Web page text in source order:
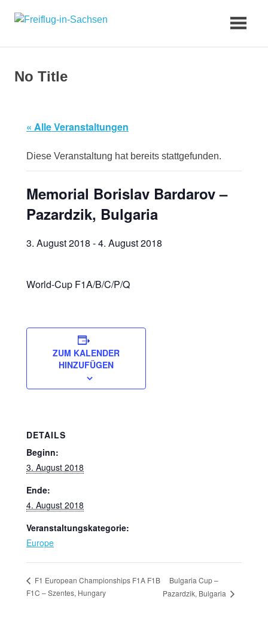
Inhalt
in-
No Title
« Alle Veranstaltungen
Diese Veranstaltung hat bereits stattgefunden.
Memorial Borislav Bardarov –
Pazardzik, Bulgaria
3. August 2018 -4. August 2018
World-Cup F1A/B/C/P/Q
ZUM KALENDER
HINZUFÜGEN
DETAILS
Beginn:
3. August 2018
Ende:
4. August 2018
Veranstaltungskategorie:
Europe
F1 European Championships F1A F1B
F1C – Szentes, Hungary
Bulgaria Cup –
Pazardzik, Bulgaria